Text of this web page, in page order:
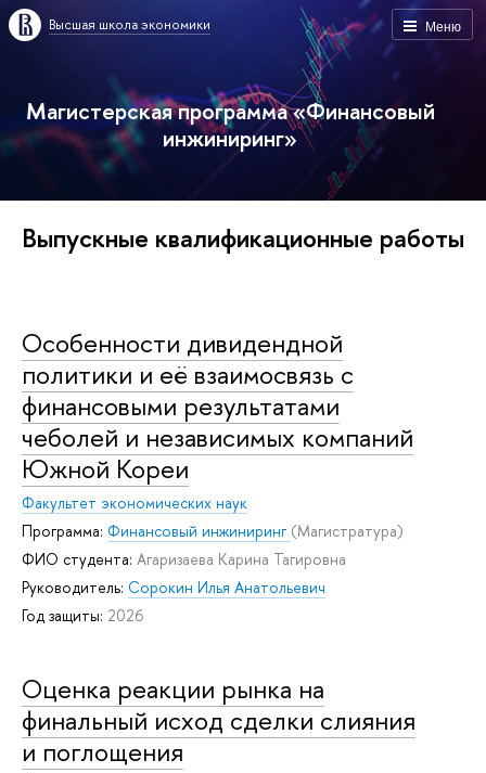
Меню
Высшая школа экономики
Магистерская программа «Финансовый
инжиниринг»
Выпускные квалификационные работы
Особенности дивидендной
политики и её взаимосвязь с
финансовыми результатами
чеболей и независимых компаний
Южной Кореи
Факультет экономических наук
Программа: Финансовый инжиниринг (Магистратура)
ФИО студента: Агаризаева Карина Тагировна
Руководитель: Сорокин Илья Анатольевич
Год защиты: 2026
Оценка реакции рынка на
финальный исход сделки слияния
и поглощения